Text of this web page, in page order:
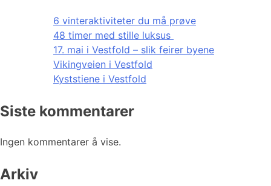
6 vinteraktiviteter du må prøve
48 timer med stille luksus
17. mai i Vestfold – slik feirer byene
Vikingveien i Vestfold
Kyststiene i Vestfold
Siste kommentarer
Ingen kommentarer å vise.
Arkiv